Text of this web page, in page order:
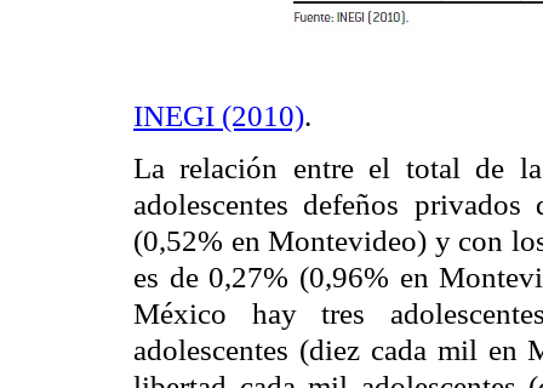
INEGI (2010).
La relación entre el total de
adolescentes defeños
(0,52% en Montevideo) y con
es de 0,27% (0,96% en
México hay tres
adolescentes (diez cada mil en